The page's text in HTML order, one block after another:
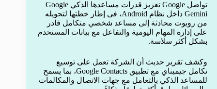
تواصل Google تعزيز قدرات مساعدها الذكي Google
Gemini داخل نظام Android، في إطار خطتها لتحويله
من روبوت محادثة إلى مساعد شخصي متكامل قادر
على إدارة المهام اليومية والتفاعل مع بيانات المستخدم
بشكل أكثر سلاسة.
وكشف تقرير حديث أن الشركة تعمل على توسيع
تكامل جيميناي مع تطبيق Google Contacts، بما يسمح
للمساعد الذكي بالتعامل مع جهات الاتصال والمكالمات